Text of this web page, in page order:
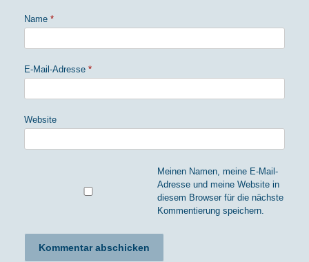
Name *
E-Mail-Adresse *
Website
Meinen Namen, meine E-Mail-
Adresse und meine Website in
diesem Browser für die nächste
Kommentierung speichern.